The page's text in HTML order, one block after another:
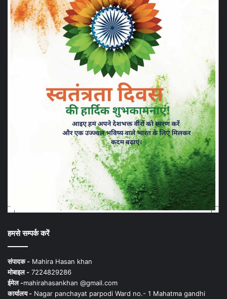
हमसे सम्पर्क करें
संपादक - Mahira Hasan khan
मोबाइल - 7224829286
ईमेल -mahirahasankhan @gmail.com
कार्यालय - Nagar panchayat parpodi Ward no.- 1 Mahatma gandhi